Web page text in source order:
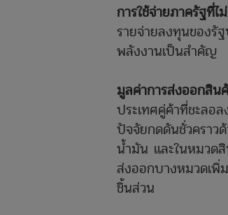
การใช้จ่ายภาครัฐที่ไ
รายจ่ายลงทุนของรั
พลังงานเป็นสำคัญ
มูลค่าการส่งออกสิน
ประเทศคู่ค้าที่ชะลอ
ปัจจัยกดดันชั่วคราว
น้ำมัน และในหมวดสิ
ส่งออกบางหมวดเพิ่
ชิ้นส่วน